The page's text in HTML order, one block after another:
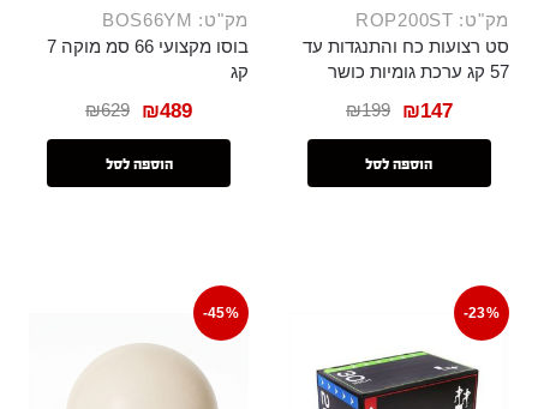
מק"ט: ROP200ST
סט רצועות כח והתנגדות עד
57 קג ערכת גומיות כושר
₪199 ₪147
הוספה לסל
מק"ט: BOS66YM
בוסו מקצועי 66 סמ מוקה 7
קג
₪629 ₪489
הוספה לסל
-23%
-45%